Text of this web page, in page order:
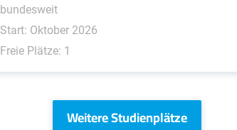
bundesweit
Start: Oktober 2026
Freie Plätze: 1
Weitere Studienplätze